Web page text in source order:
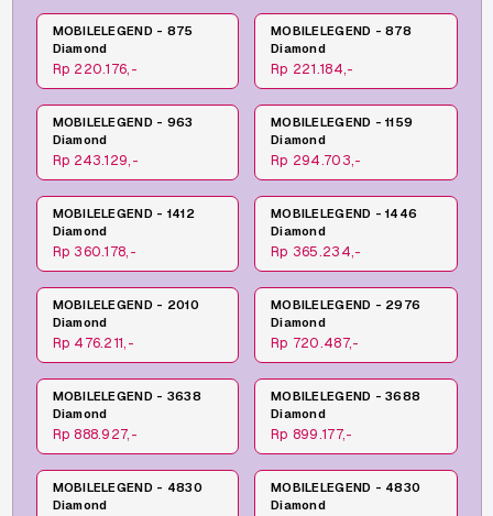
MOBILELEGEND - 875
Diamond
Rp 220.176,-
MOBILELEGEND - 878
Diamond
Rp 221.184,-
MOBILELEGEND - 963
Diamond
Rp 243.129,-
MOBILELEGEND - 1159
Diamond
Rp 294.703,-
MOBILELEGEND - 1412
Diamond
Rp 360.178,-
MOBILELEGEND - 1446
Diamond
Rp 365.234,-
MOBILELEGEND - 2010
Diamond
Rp 476.211,-
MOBILELEGEND - 2976
Diamond
Rp 720.487,-
MOBILELEGEND - 3638
Diamond
Rp 888.927,-
MOBILELEGEND - 3688
Diamond
Rp 899.177,-
MOBILELEGEND - 4830
Diamond
MOBILELEGEND - 4830
Diamond